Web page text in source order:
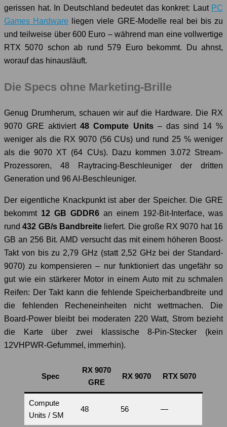
gerissen hat. In Deutschland bedeutet das konkret: Laut PC
Games Hardware liegen viele GRE-Modelle real bei bis zu
und teilweise über 600 Euro – während man eine vollwertige
RTX 5070 schon ab rund 579 Euro bekommt. Du ahnst,
worauf das hinausläuft.
Die Specs ohne Marketing-Brille
Genug Drumherum, schauen wir auf die Hardware. Die RX
9070 GRE aktiviert48 Compute Units– das sind 14 %
weniger als die RX 9070 (56 CUs) und rund 25 % weniger
als die 9070 XT (64 CUs). Dazu kommen 3.072 Stream-
Prozessoren, 48 Raytracing-Beschleuniger der dritten
Generation und 96 AI-Beschleuniger.
Der eigentliche Knackpunkt ist aber der Speicher. Die GRE
bekommt 12 GB GDDR6 an einem 192-Bit-Interface, was
rund432 GB/s Bandbreiteliefert. Die große RX 9070 hat 16
GB an 256 Bit. AMD versucht das mit einem höheren Boost-
Takt von bis zu 2,79 GHz (statt 2,52 GHz bei der Standard-
9070) zu kompensieren – nur funktioniert das ungefähr so
gut wie ein stärkerer Motor in einem Auto mit zu schmalen
Reifen: Der Takt kann die fehlende Speicherbandbreite und
die fehlenden Recheneinheiten nicht wettmachen. Die
Board-Power bleibt bei moderaten 220 Watt, Strom bezieht
die Karte über zwei klassische 8-Pin-Stecker (kein
12VHPWR-Gefummel, immerhin).
Spec
RX 9070
GRE
RX 9070 RTX 5070
Compute
Units / SM
48 56 —